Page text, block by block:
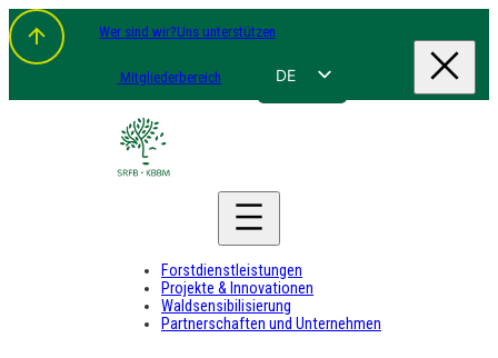
Wer sind wir?Uns unterstützen
Mitgliederbereich DE
Forstdienstleistungen
Projekte & Innovationen
Waldsensibilisierung
Partnerschaften und Unternehmen